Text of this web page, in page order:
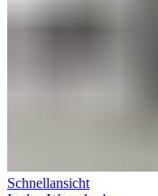
Schnellansicht